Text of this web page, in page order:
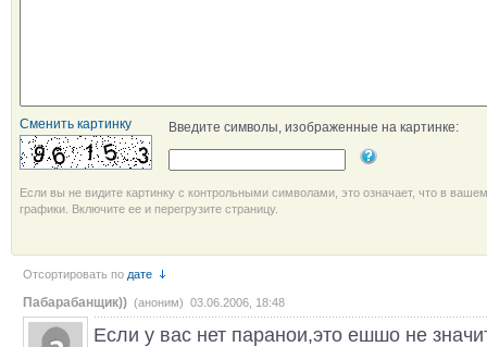
Сменить картинку Введите символы, изображенные на картинке:
Если вы не видите картинку с контрольными символами, это означает, что в
графики. Включите ее и перегрузите страницу.
Отсортировать по дате
Пабарабанщик)) (аноним) 03.06.2006, 18:48
Если у вас нет паранои,это ешшо не